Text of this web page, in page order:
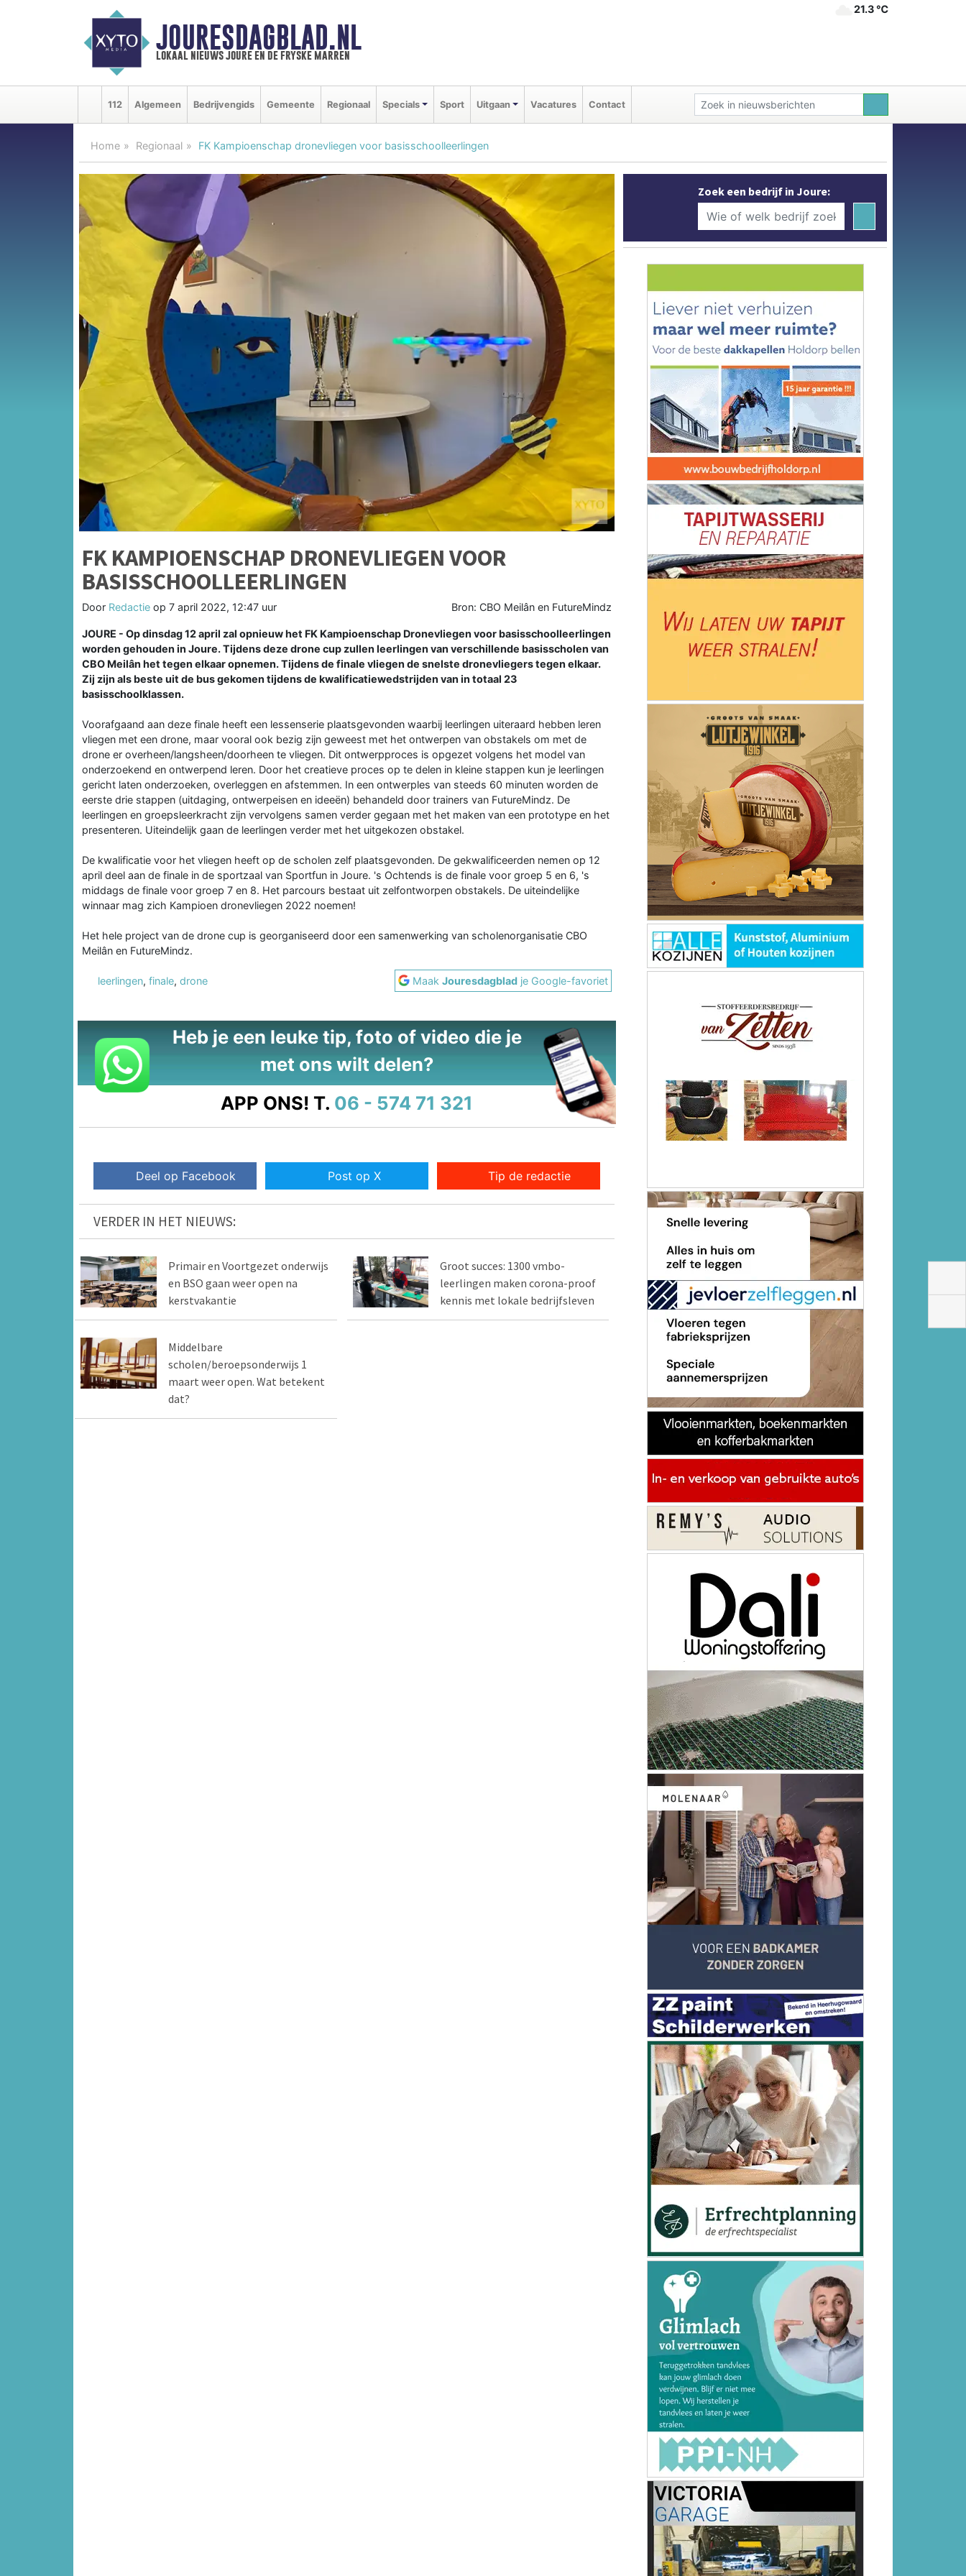
JOURESDAGBLAD.NL
lokaal nieuws joure en de fryske marren
21.3 ℃
112 Algemeen Bedrijvengids Gemeente Regionaal Specials Sport Uitgaan Vacatures Contact
Home Regionaal FK Kampioenschap dronevliegen voor basisschoolleerlingen
FK KAMPIOENSCHAP DRONEVLIEGEN VOOR
BASISSCHOOLLEERLINGEN
Door Redactie op 7 april 2022, 12:47 uur Bron: CBO Meilân en FutureMindz
JOURE - Op dinsdag 12 april zal opnieuw het FK Kampioenschap Dronevliegen voor basisschoolleerlingen
worden gehouden in Joure. Tijdens deze drone cup zullen leerlingen van verschillende basisscholen van
CBO Meilân het tegen elkaar opnemen. Tijdens de finale vliegen de snelste dronevliegers tegen elkaar.
Zij zijn als beste uit de bus gekomen tijdens de kwalificatiewedstrijden van in totaal 23
basisschoolklassen.
Voorafgaand aan deze finale heeft een lessenserie plaatsgevonden waarbij leerlingen uiteraard hebben leren
vliegen met een drone, maar vooral ook bezig zijn geweest met het ontwerpen van obstakels om met de
drone er overheen/langsheen/doorheen te vliegen. Dit ontwerpproces is opgezet volgens het model van
onderzoekend en ontwerpend leren. Door het creatieve proces op te delen in kleine stappen kun je leerlingen
gericht laten onderzoeken, overleggen en afstemmen. In een ontwerples van steeds 60 minuten worden de
eerste drie stappen (uitdaging, ontwerpeisen en ideeën) behandeld door trainers van FutureMindz. De
leerlingen en groepsleerkracht zijn vervolgens samen verder gegaan met het maken van een prototype en het
presenteren. Uiteindelijk gaan de leerlingen verder met het uitgekozen obstakel.
De kwalificatie voor het vliegen heeft op de scholen zelf plaatsgevonden. De gekwalificeerden nemen op 12
april deel aan de finale in de sportzaal van Sportfun in Joure. 's Ochtends is de finale voor groep 5 en 6, 's
middags de finale voor groep 7 en 8. Het parcours bestaat uit zelfontworpen obstakels. De uiteindelijke
winnaar mag zich Kampioen dronevliegen 2022 noemen!
Het hele project van de drone cup is georganiseerd door een samenwerking van scholenorganisatie CBO
Meilân en FutureMindz.
leerlingen, finale, drone MaakJouresdagblad je Google-favoriet
Heb je een leuke tip, foto of video die je
met ons wilt delen?
APP ONS! T. 06 - 574 71 321
Deel op Facebook Post op X Tip de redactie
VERDER IN HET NIEUWS:
Primair en Voortgezet onderwijs
en BSO gaan weer open na
kerstvakantie
Groot succes: 1300 vmbo-
leerlingen maken corona-proof
kennis met lokale bedrijfsleven
Middelbare
scholen/beroepsonderwijs 1
maart weer open. Wat betekent
dat?
Zoek een bedrijf in Joure: